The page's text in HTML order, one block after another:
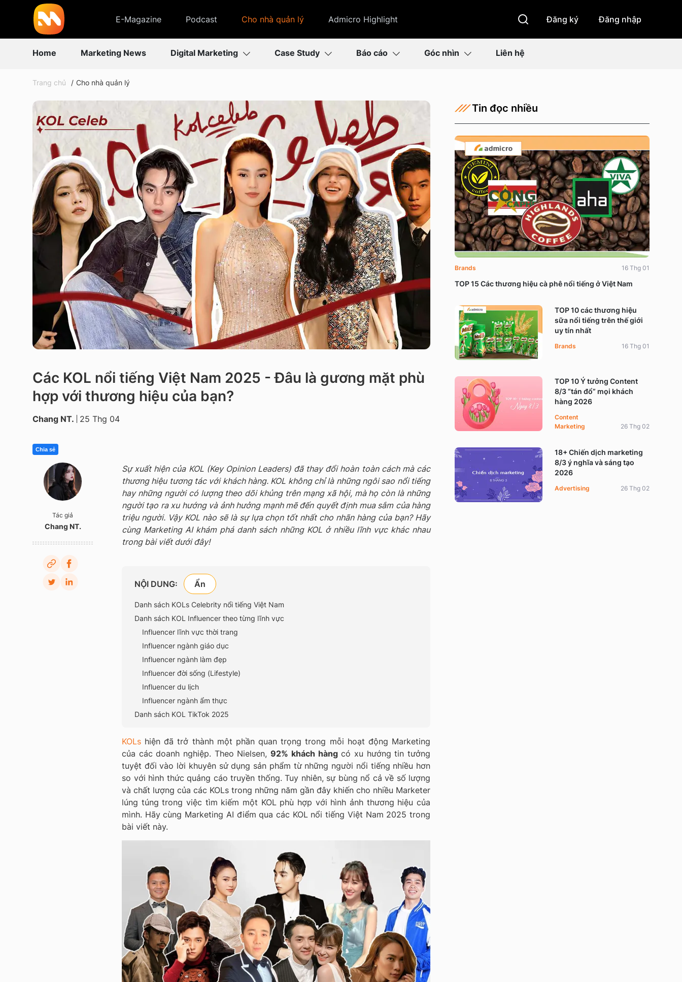
E-Magazine Podcast Cho nhà quản lý Admicro Highlight Đăng ký Đăng nhập
Home Marketing News Digital Marketing Case Study Báo cáo Góc nhìn Liên hệ
Trang chủ Cho nhà quản lý
Các KOL nổi tiếng Việt Nam 2025 - Đâu là gương mặt phù
hợp với thương hiệu của bạn?
Chang NT. 25 Thg 04
Chia sẻ
Tác giả
Chang NT.
Sự xuất hiện của KOL (Key Opinion Leaders) đã thay đổi hoàn toàn cách mà các
thương hiệu tương tác với khách hàng. KOL không chỉ là những ngôi sao nổi tiếng
hay những người có lượng theo dõi khủng trên mạng xã hội, mà họ còn là những
người tạo ra xu hướng và ảnh hưởng mạnh mẽ đến quyết định mua sắm của hàng
triệu người. Vậy KOL nào sẽ là sự lựa chọn tốt nhất cho nhãn hàng của bạn? Hãy
cùng Marketing AI khám phá danh sách những KOL ở nhiều lĩnh vực khác nhau
trong bài viết dưới đây!
NỘI DUNG:
Danh sách KOLs Celebrity nổi tiếng Việt Nam
Danh sách KOL Influencer theo từng lĩnh vực
Influencer lĩnh vực thời trang
Influencer ngành giáo dục
Influencer ngành làm đẹp
Influencer đời sống (Lifestyle)
Influencer du lịch
Influencer ngành ẩm thực
Danh sách KOL TikTok 2025
KOLs hiện đã trở thành một phần quan trọng trong mỗi hoạt động Marketing
của các doanh nghiệp. Theo Nielsen,92% khách hàngcó xu hướng tin tưởng
tuyệt đối vào lời khuyên sử dụng sản phẩm từ những người nổi tiếng nhiều hơn
so với hình thức quảng cáo truyền thống. Tuy nhiên, sự bùng nổ cả về số lượng
và chất lượng của các KOLs trong những năm gần đây khiến cho nhiều Marketer
lúng túng trong việc tìm kiếm một KOL phù hợp với hình ảnh thương hiệu của
mình. Hãy cùng Marketing AI điểm qua các KOL nổi tiếng Việt Nam 2025 trong
bài viết này.
Tin đọc nhiều
TOP 15 Các thương hiệu cà phê nổi tiếng ở Việt Nam
Brands 16 Thg 01
TOP 10 các thương hiệu
sữa nổi tiếng trên thế giới
uy tín nhất
Brands 16 Thg 01
TOP 10 Ý tưởng Content
8/3 “tán đổ” mọi khách
hàng 2026
Content
Marketing
26 Thg 02
18+ Chiến dịch marketing
8/3 ý nghĩa và sáng tạo
2026
Advertising 26 Thg 02